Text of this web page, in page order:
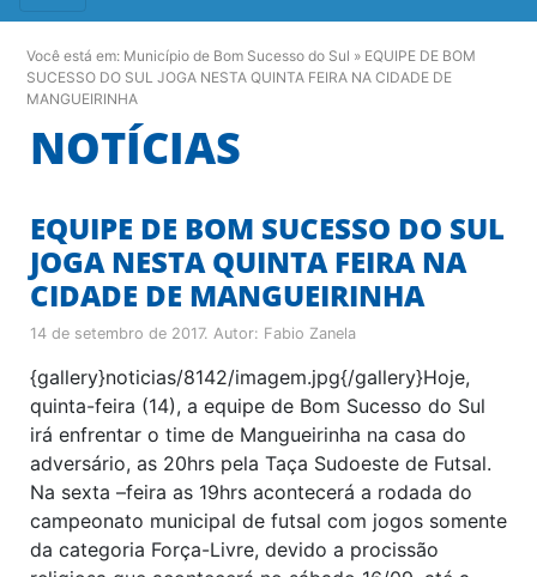
Você está em: Município de Bom Sucesso do Sul » EQUIPE DE BOM
SUCESSO DO SUL JOGA NESTA QUINTA FEIRA NA CIDADE DE
MANGUEIRINHA
NOTÍCIAS
EQUIPE DE BOM SUCESSO DO SUL
JOGA NESTA QUINTA FEIRA NA
CIDADE DE MANGUEIRINHA
14 de setembro de 2017. Autor: Fabio Zanela
{gallery}noticias/8142/imagem.jpg{/gallery}Hoje,
quinta-feira (14), a equipe de Bom Sucesso do Sul
irá enfrentar o time de Mangueirinha na casa do
adversário, as 20hrs pela Taça Sudoeste de Futsal.
Na sexta –feira as 19hrs acontecerá a rodada do
campeonato municipal de futsal com jogos somente
da categoria Força-Livre, devido a procissão